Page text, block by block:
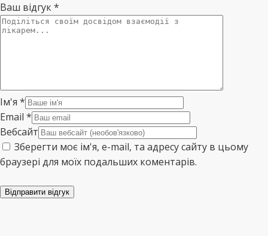
Ваш відгук*
Ім'я *
Email *
Вебсайт
Зберегти моє ім'я, e-mail, та адресу сайту в цьому
браузері для моїх подальших коментарів.
Відправити відгук